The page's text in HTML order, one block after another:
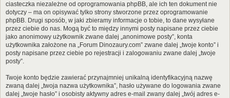
ciasteczka niezależne od oprogramowania phpBB, ale ich ten dokument nie
dotyczy – ma on opisywać tylko strony stworzone przez oprogramowanie
phpBB. Drugi sposób, w jaki zbieramy informacje o tobie, to dane wysyłane
przez ciebie do nas. Mogą być to między innymi posty napisane przez ciebie
jako anonimowy użytkownik zwane dalej „anonimowe posty”, konta
użytkownika założone na „Forum Dinozaury.com” zwane dalej „twoje konto” i
posty napisane przez ciebie po rejestracji i zalogowaniu zwane dalej „twoje
posty”.
Twoje konto będzie zawierać przynajmniej unikalną identyfikacyjną nazwę
zwaną dalej „twoja nazwa użytkownika”, hasło używane do logowania zwane
dalej „twoje hasło” i osobisty aktywny adres e-mail zwany dalej „twój adres e-